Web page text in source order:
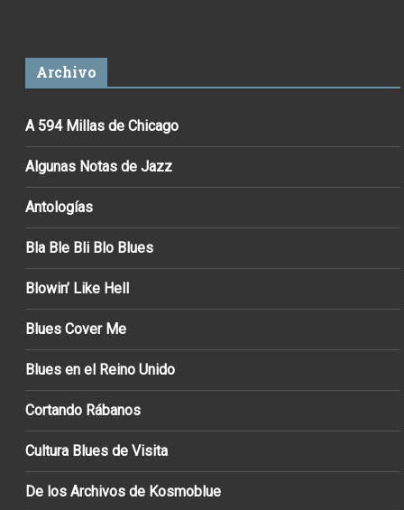
Archivo
A 594 Millas de Chicago
Algunas Notas de Jazz
Antologías
Bla Ble Bli Blo Blues
Blowin’ Like Hell
Blues Cover Me
Blues en el Reino Unido
Cortando Rábanos
Cultura Blues de Visita
De los Archivos de Kosmoblue